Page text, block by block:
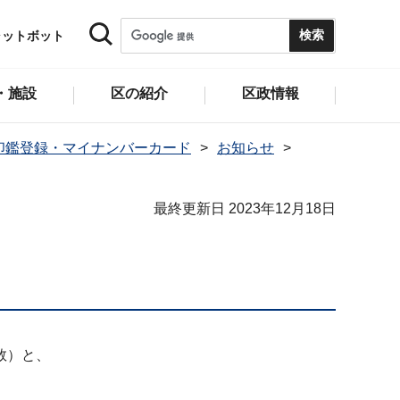
トボット
施設 区の紹介 区政情報
鑑登録・マイナンバーカード
お知らせ
最終更新日 2023年12月18日
と、